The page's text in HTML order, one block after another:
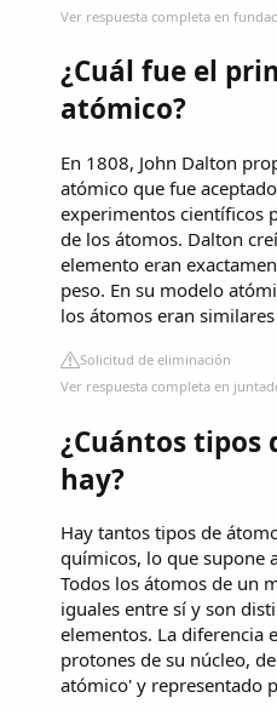
Ver respuesta completa en
¿Cuál fue el
atómico?
En 1808, John Dalton
atómico que fue
experimentos científicos
de los átomos. Dalton
elemento eran
peso. En su modelo
los átomos eran
Solicitud de eliminación
Ver respuesta completa en
¿Cuántos tipos
hay?
Hay tantos tipos de
químicos, lo que supone
Todos los átomos de un
iguales entre sí y son
elementos. La diferencia
protones de su núcleo,
atómico' y representado